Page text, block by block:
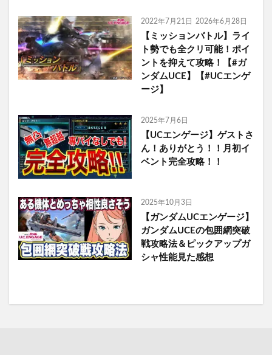
2022年7月21日 2026年6月28日
【ミッションバトル】ライ
ト勢でも全クリ可能！ポイ
ントを抑えて攻略！【#ガ
ンダムUCE】【#UCエンゲ
ージ】
2025年7月6日
【UCエンゲージ】ゲストさ
ん！ありがとう！！月初イ
ベント完全攻略！！
2025年10月3日
【ガンダムUCエンゲージ】
ガンダムUCEの包囲網突破
戦攻略法＆ピックアップガ
シャ性能見た感想